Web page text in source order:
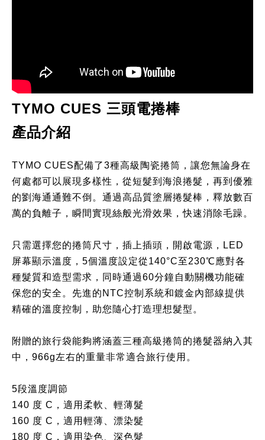
TYMO CUES 三頭電捲棒
產品介紹
TYMO CUES配備了3種高級陶瓷捲筒，讓您無論身在
何處都可以展現多樣性，從短髮到海浪捲髮，再到優雅
的劉海通通難不倒。 通過高品質塗層捲髮棒，釋放數百
萬的負離子， 瞬間實現絲般光滑效果，快速消除毛躁。
只需選擇您的捲筒尺寸，插上插頭，開啟電源，
LED
屏幕顯示溫度， 5個溫度設定從140°C至230℃應對各
種髮質和造型需求， 同時通過60分鐘自動關機功能確
保您的安全。 先進的NTC控制系統和鍍金內部線提供
精確的溫度控制，助您隨心打造理想髮型。
附贈的旅行袋能夠將涵蓋三種高級捲筒的捲髮器納入其
中，966g左右的重量非常適合旅行使用。
5段溫度調節
140 度 C，適用柔軟、輕薄髮
160 度 C，適用輕薄、漂染髮
180 度 C，適用染色、深色髮